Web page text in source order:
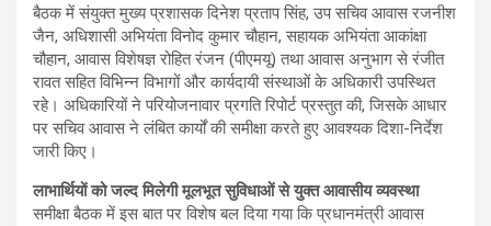
बैठक में संयुक्त मुख्य प्रशासक दिनेश प्रताप सिंह, उप सचिव आवास रजनीश
जैन, अधिशासी अभियंता विनोद कुमार चौहान, सहायक अभियंता आकांक्षा
चौहान, आवास विशेषज्ञ रोहित रंजन (पीएमयू) तथा आवास अनुभाग से रंजीत
रावत सहित विभिन्न विभागों और कार्यदायी संस्थाओं के अधिकारी उपस्थित
रहे। अधिकारियों ने परियोजनावार प्रगति रिपोर्ट प्रस्तुत की, जिसके आधार
पर सचिव आवास ने लंबित कार्यों की समीक्षा करते हुए आवश्यक दिशा-निर्देश
जारी किए।
लाभार्थियों को जल्द मिलेगी मूलभूत सुविधाओं से युक्त आवासीय व्यवस्था
समीक्षा बैठक में इस बात पर विशेष बल दिया गया कि प्रधानमंत्री आवास